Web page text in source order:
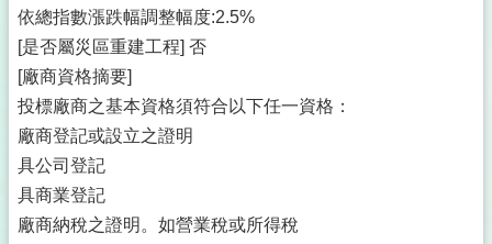
依總指數漲跌幅調整幅度:2.5%
[是否屬災區重建工程] 否
[廠商資格摘要]
投標廠商之基本資格須符合以下任一資格：
廠商登記或設立之證明
具公司登記
具商業登記
廠商納稅之證明。如營業稅或所得稅